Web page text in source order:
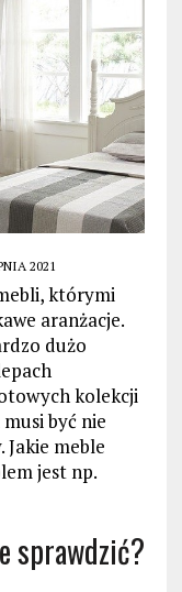
2021
którymi
aranżacje.
dużo
kolekcji
być nie
meble
jest np.
sprawdzić?